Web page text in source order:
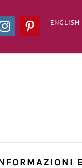
ENGLISH
InstagramPinterest